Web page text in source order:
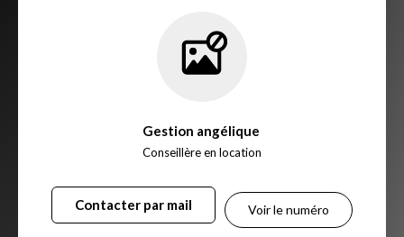
Gestion angélique
Conseillère en location
Contacter par mail Voir le numéro